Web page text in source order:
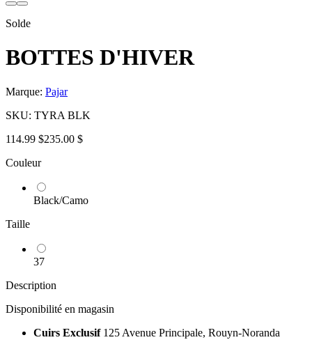
Solde
BOTTES D'HIVER
Marque: Pajar
SKU: TYRA BLK
114.99 $235.00 $
Couleur
Black/Camo
Taille
37
Description
Disponibilité en magasin
Cuirs Exclusif 125 Avenue Principale, Rouyn-Noranda